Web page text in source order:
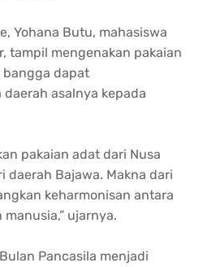
Yohana Butu, mahasiswa
tampil mengenakan pakaian
bangga dapat
asalnya kepada
pakaian adat dari Nusa
daerah Bajawa. Makna dari
keharmonisan antara
ujarnya.
Pancasila menjadi